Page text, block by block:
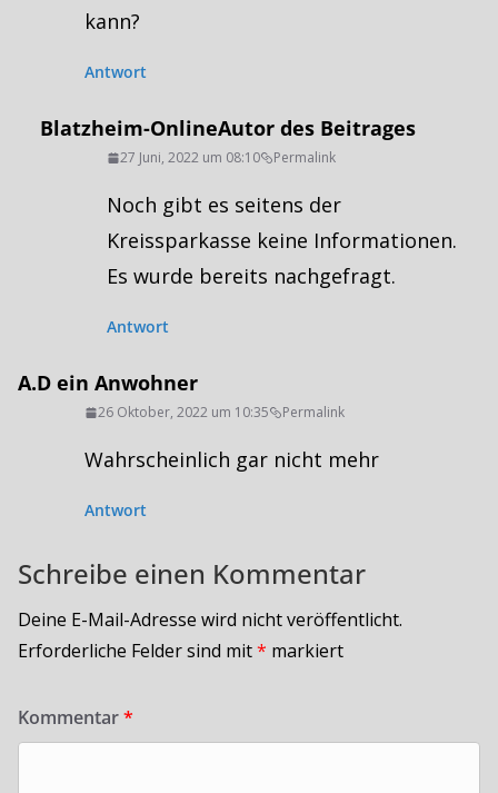
kann?
Antwort
Blatzheim-OnlineAutor des Beitrages
27 Juni, 2022 um 08:10 Permalink
Noch gibt es seitens der
Kreissparkasse keine Informationen.
Es wurde bereits nachgefragt.
Antwort
A.D ein Anwohner
26 Oktober, 2022 um 10:35 Permalink
Wahrscheinlich gar nicht mehr
Antwort
Schreibe einen Kommentar
Deine E-Mail-Adresse wird nicht veröffentlicht.
Erforderliche Felder sind mit* markiert
Kommentar*